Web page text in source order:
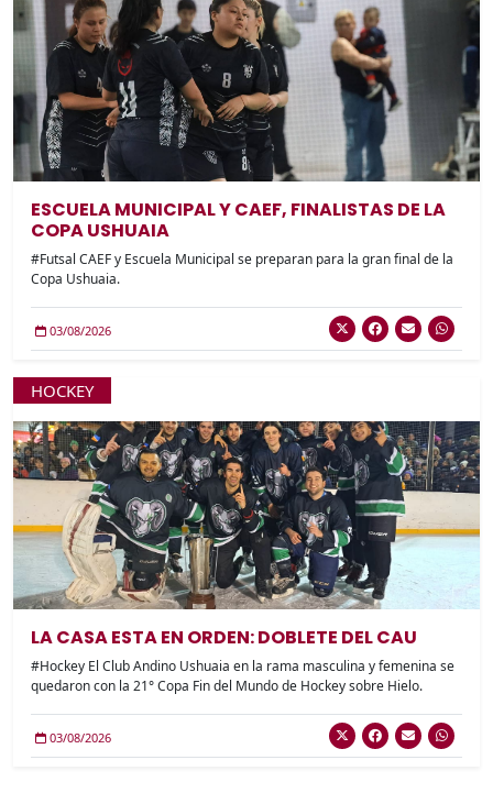
ESCUELA MUNICIPAL Y CAEF, FINALISTAS DE LA
COPA USHUAIA
#Futsal CAEF y Escuela Municipal se preparan para la gran final de la
Copa Ushuaia.
03/08/2026
HOCKEY
LA CASA ESTA EN ORDEN: DOBLETE DEL CAU
#Hockey El Club Andino Ushuaia en la rama masculina y femenina se
quedaron con la 21° Copa Fin del Mundo de Hockey sobre Hielo.
03/08/2026